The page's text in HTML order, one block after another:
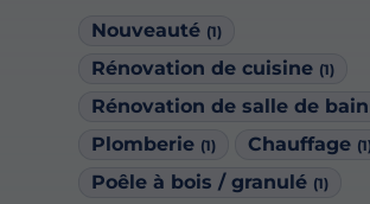
Nouveauté (1)
Rénovation de cuisine (1)
Rénovation de salle de bain
Plomberie (1) Chauffage
Poêle à bois / granulé (1)